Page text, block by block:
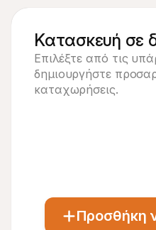
Τιμολόγιο #019
Κατασκευή σε
Επιλέξτε από τις
δημιουργήστε
καταχωρήσεις.
Προσθήκη